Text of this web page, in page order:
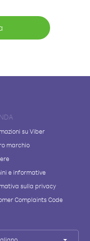
su Viber
marchio
e informative
sulla privacy
Complaints Code